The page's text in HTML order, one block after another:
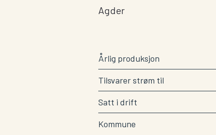
Agder
Årlig produksjon
Tilsvarer strøm til
Satt i drift
Kommune